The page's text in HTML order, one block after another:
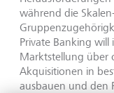
während die
Private Banking
Marktstellung über
Akquisitionen in
ausbauen und den